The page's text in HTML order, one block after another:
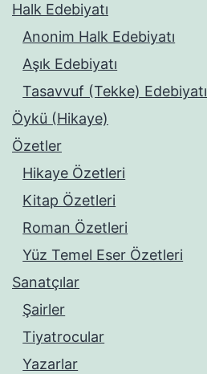
Halk Edebiyatı
Anonim Halk Edebiyatı
Aşık Edebiyatı
Tasavvuf (Tekke) Edebiyatı
Öykü (Hikaye)
Özetler
Hikaye Özetleri
Kitap Özetleri
Roman Özetleri
Yüz Temel Eser Özetleri
Sanatçılar
Şairler
Tiyatrocular
Yazarlar